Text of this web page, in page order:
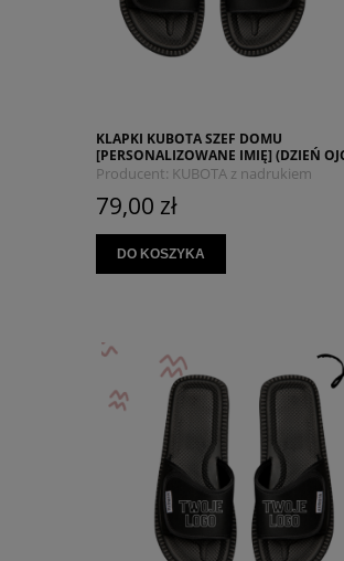
KLAPKI KUBOTA SZEF DOMU
[PERSONALIZOWANE IMIĘ] (DZIEŃ
(DZIEŃ DZIADKA)
Producent: KUBOTA z nadrukiem
MYSZOJELEŃ
79,00 zł
DO KOSZYKA